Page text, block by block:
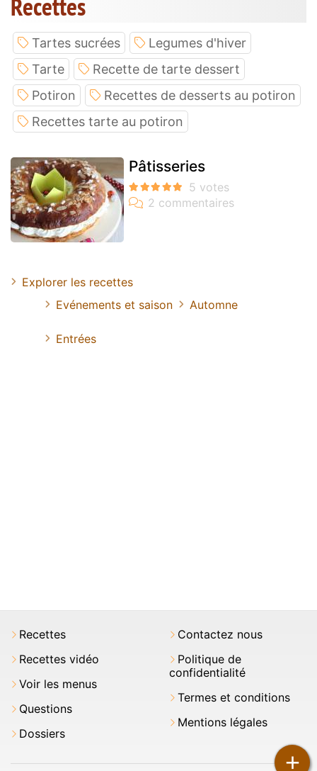
+
Tartes sucrées
Legumes d'hiver
Tarte
Recette de tarte dessert
Potiron
Recettes de desserts au potiron
Recettes tarte au potiron
Pâtisseries
Explorer les recettes
Evénements et saison
Automne
Entrées
Recettes
Recettes vidéo
Voir les menus
Questions
Dossiers
Contactez nous
Politique de
confidentialité
Termes et conditions
Mentions légales